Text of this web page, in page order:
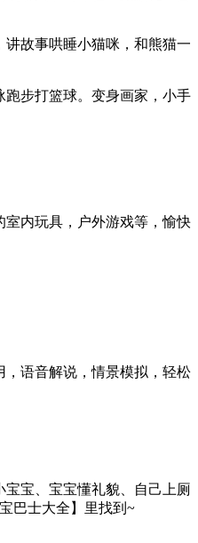
故事哄睡小猫咪，和熊猫一
步打篮球。变身画家，小手
内玩具，户外游戏等，愉快
语音解说，情景模拟，轻松
宝、宝宝懂礼貌、自己上厕
巴士大全】里找到~